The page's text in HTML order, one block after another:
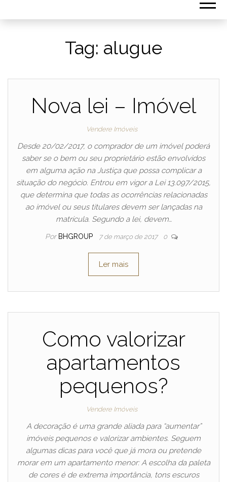
Tag: alugue
Nova lei – Imóvel
Vendere Imóveis
Desde 20/02/2017, o comprador de um imóvel poderá
saber se o bem ou seu proprietário estão envolvidos
em alguma ação na Justiça que possa complicar a
situação do negócio. Entrou em vigor a Lei 13.097/2015,
que determina que todas as ocorrências relacionadas
ao imóvel ou seus titulares devem ser lançadas na
matrícula. Segundo a lei, devem…
Por BHGROUP 7 de março de 2017 0
Ler mais
Como valorizar
apartamentos
pequenos?
Vendere Imóveis
A decoração é uma grande aliada para “aumentar”
imóveis pequenos e valorizar ambientes. Seguem
algumas dicas para você que já mora ou pretende
morar em um apartamento menor: A escolha da paleta
de cores é de extrema importância, tons escuros